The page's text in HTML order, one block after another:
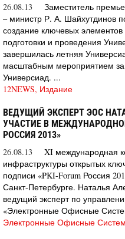
26.08.13
Заместитель
– министр Р. А. Шайхутдинов
создание ключевых
подготовки и проведения
завершилась летняя
масштабным мероприятием
Универсиад. ...
12NEWS, Издание
ВЕДУЩИЙ ЭКСПЕРТ ЭОС
УЧАСТИЕ В
РОССИЯ 2013»
26.08.13
XI международная
инфраструктуры открытых
подписи «PKI-Forum Россия
Санкт-Петербурге. Наталья
ведущий эксперт по
«Электронные Офисные
Электронные Офисные